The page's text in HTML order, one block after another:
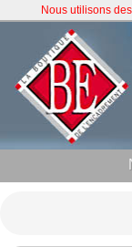
Nous utilisons